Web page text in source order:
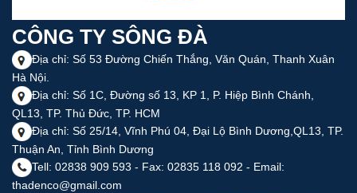
CÔNG TY SÔNG ĐÀ
Địa chỉ: Số 53 Đường Chiến Thắng, Văn Quán, Thanh Xuân
Hà Nội.
Địa chỉ: Số 1C, Đường số 13, KP 1, P. Hiệp Bình Chánh,
QL13, TP. Thủ Đức, TP. HCM
Địa chỉ: Số 25/14, Vĩnh Phú 04, Đại Lộ Bình Dương,QL13, TP.
Thuận An, Tỉnh Bình Dương
Tell: 02838 909 593 - Fax: 02835 118 092 - Email:
thadenco@gmail.com